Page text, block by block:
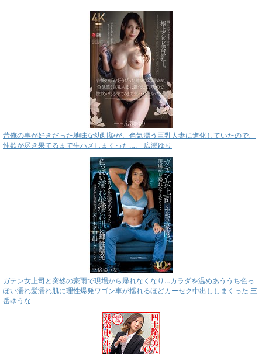
昔俺の事が好きだった地味な幼馴染が、色気漂う巨乳人妻に進化していたので、
性欲が尽き果てるまで生ハメしまくった…。 広瀬ゆり
ガテン女上司と突然の豪雨で現場から帰れなくなり…カラダを温めあううち色っ
ぽい濡れ髪濡れ肌に理性爆発ワゴン車が揺れるほどカーセク中出ししまくった 三
岳ゆうな